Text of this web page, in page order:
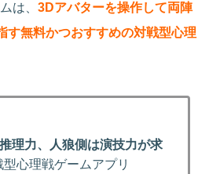
は、 3Dアバターを操作して両陣
す無料かつおすすめの対戦型心理
理力、人狼側は演技力が求
心理戦ゲームアプリ